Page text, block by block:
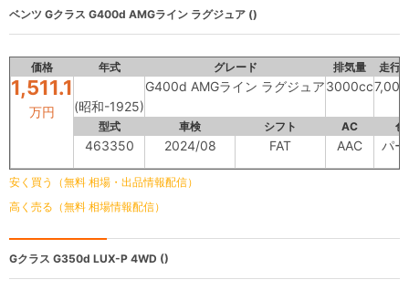
ベンツ Gクラス G400d AMGライン ラグジュア ()
価格 年式 グレード 排気量 走行
1,511.1
万円 (昭和-1925)
G400d AMGライン ラグジュア3000cc
型式 車検 シフト AC 色
463350 2024/08 FAT AAC パ
安く買う（無料 相場・出品情報配信）
高く売る（無料 相場情報配信）
Gクラス G350d LUX-P 4WD ()